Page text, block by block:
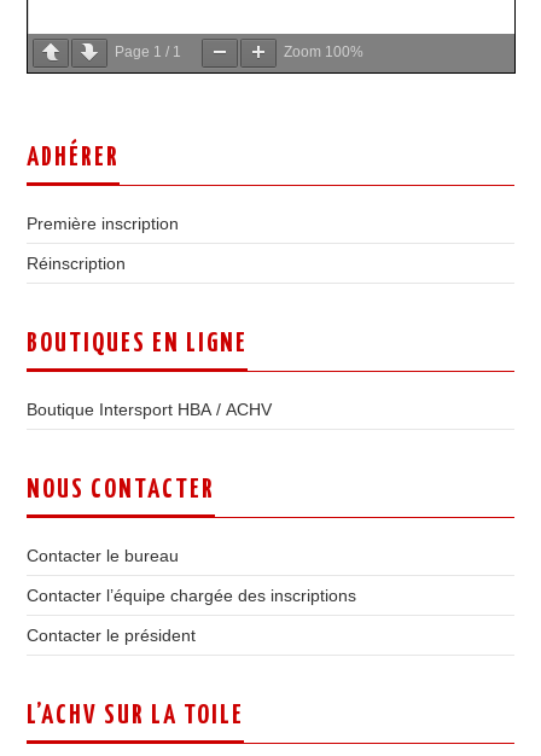
Page 1 / 1 Zoom 100%
ADHÉRER
Première inscription
Réinscription
BOUTIQUES EN LIGNE
Boutique Intersport HBA / ACHV
NOUS CONTACTER
Contacter le bureau
Contacter l’équipe chargée des inscriptions
Contacter le président
L’ACHV SUR LA TOILE